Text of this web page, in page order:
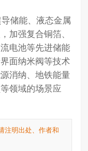
储能、液态金属
加强复合铜箔、
电池等先进储能
面纳米阀等技术
消纳、地铁能量
领域的场景应
注明出处、作者和